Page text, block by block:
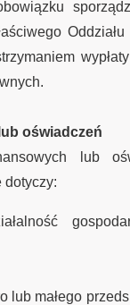
oświadczeń
lub
dotyczy:
lub małego